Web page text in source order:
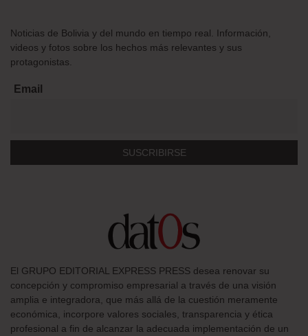
Noticias de Bolivia y del mundo en tiempo real. Información,
videos y fotos sobre los hechos más relevantes y sus
protagonistas.
Email
El GRUPO EDITORIAL EXPRESS PRESS desea renovar su
concepción y compromiso empresarial a través de una visión
amplia e integradora, que más allá de la cuestión meramente
económica, incorpore valores sociales, transparencia y ética
profesional a fin de alcanzar la adecuada implementación de un